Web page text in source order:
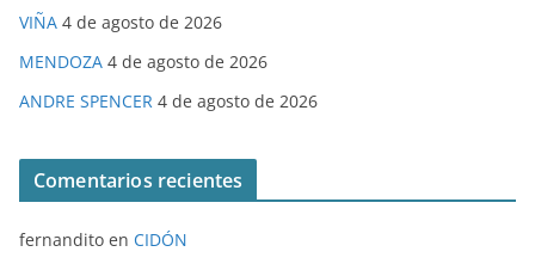
VIÑA 4 de agosto de 2026
MENDOZA 4 de agosto de 2026
ANDRE SPENCER 4 de agosto de 2026
Comentarios recientes
fernandito en CIDÓN